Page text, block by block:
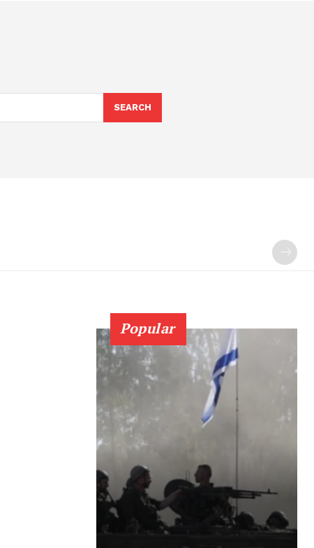
SEARCH
Popular